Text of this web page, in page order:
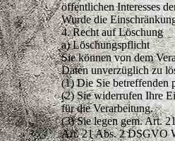
öffentlichen Interesses
Wurde die
4. Recht auf Löschung
a) Löschungspflicht
Sie können von dem
Daten unverzüglich zu
(1) Die Sie betreffenden
(2) Sie widerrufen Ihre
für die Verarbeitung.
(3) Sie legen gem. Art.
Art. 21 Abs. 2 DSGVO